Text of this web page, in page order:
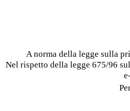
A norma della legge sulla
Nel rispetto della legge 675/96